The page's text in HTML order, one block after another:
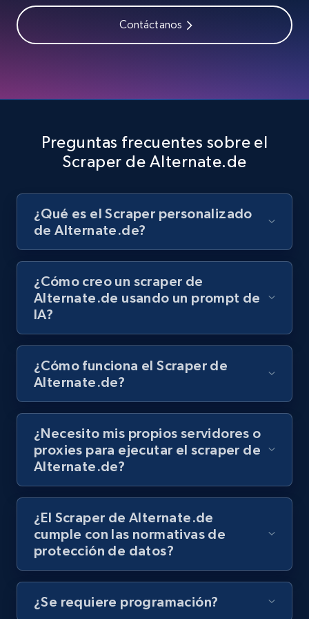
filters
Video length, Likes, Views, and more.
URL, Title, Youtuber, Youtuber md5, Video url,
Video length, Likes, Views, and more.
8.1K+ 716+ Prueba gratuita
Youtube - Videos posts - Discovery records
by Explore page URL
URL, Title, Youtuber, Youtuber md5, Video url,
Video length, Likes, Views, and more.
Youtube - Videos posts - Discovery videos
URL, Title, Youtuber, Youtuber md5, Video url,
Video length, Likes, Views, and more.
Contáctanos
Preguntas frecuentes sobre el
Scraper de Alternate.de
¿Qué es el Scraper personalizado
de Alternate.de?
¿Cómo creo un scraper de
Alternate.de usando un prompt de
IA?
¿Cómo funciona el Scraper de
Alternate.de?
¿Necesito mis propios servidores o
proxies para ejecutar el scraper de
Alternate.de?
¿El Scraper de Alternate.de
cumple con las normativas de
protección de datos?
¿Se requiere programación?